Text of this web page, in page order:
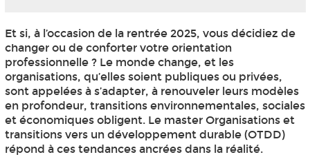
Et si, à l’occasion de la rentrée 2025, vous décidiez de
changer ou de conforter votre orientation
professionnelle ? Le monde change, et les
organisations, qu’elles soient publiques ou privées,
sont appelées à s’adapter, à renouveler leurs modèles
en profondeur, transitions environnementales, sociales
et économiques obligent. Le master Organisations et
transitions vers un développement durable (OTDD)
répond à ces tendances ancrées dans la réalité.